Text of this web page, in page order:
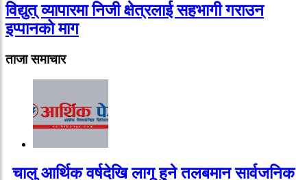
विद्युत् व्यापारमा निजी क्षेत्रलाई सहभागी गराउन
इप्पानको माग
ताजा समाचार
चालु आर्थिक वर्षदेखि लागू हुने तलबमान सार्वजनिक